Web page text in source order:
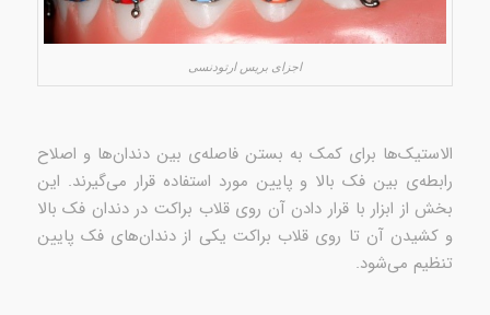
اجزای بریس‌ ارتودنسی
الاستیک‌ها برای کمک به بستن فاصله‌ی بین دندان‌ها و اصلاح
رابطه‌ی بین فک بالا و پایین مورد استفاده قرار می‌گیرند. این
بخش از ابزار با قرار دادن آن روی قلاب براکت در دندان فک بالا
و کشیدن آن تا روی قلاب براکت یکی از دندان‌های فک پایین
تنظیم می‌شود.